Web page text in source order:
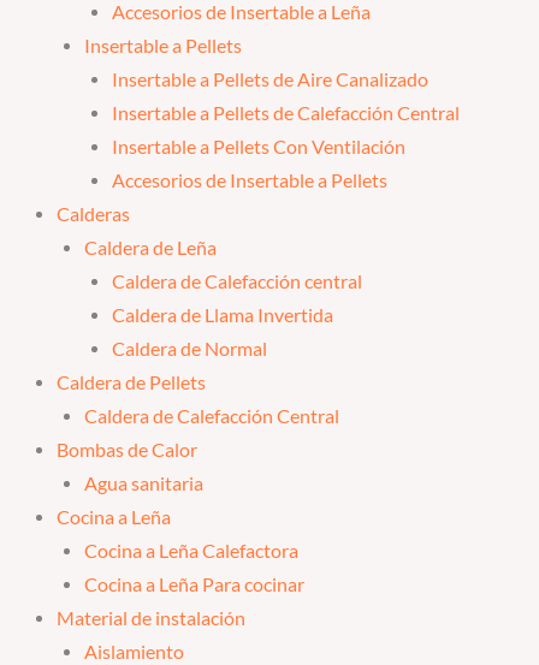
Accesorios de Insertable a Leña
Insertable a Pellets
Insertable a Pellets de Aire Canalizado
Insertable a Pellets de Calefacción Central
Insertable a Pellets Con Ventilación
Accesorios de Insertable a Pellets
Calderas
Caldera de Leña
Caldera de Calefacción central
Caldera de Llama Invertida
Caldera de Normal
Caldera de Pellets
Caldera de Calefacción Central
Bombas de Calor
Agua sanitaria
Cocina a Leña
Cocina a Leña Calefactora
Cocina a Leña Para cocinar
Material de instalación
Aislamiento